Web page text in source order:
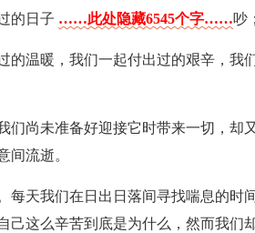
的日子 ……此处隐藏6545个字……吵；
的温暖，我们一起付出过的艰辛，
们尚未准备好迎接它时带来一切，却
间流逝。
每天我们在日出日落间寻找喘息的时
己这么辛苦到底是为什么，然而我们